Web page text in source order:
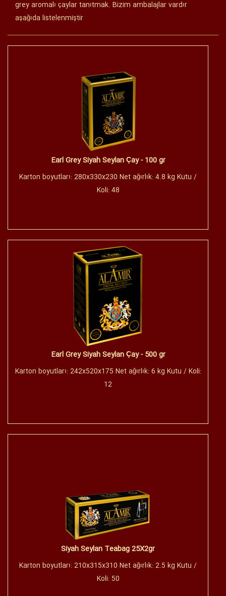
grey aromalı çaylar tanıtmak. Bizim ambalajlar vardır
aşağıda listelenmiştir
Earl Grey Siyah Seylan Çay - 100 gr
Karton boyutları: 280x330x230 Net ağırlık: 4.8 kg Kutu /
Koli: 48
Earl Grey Siyah Seylan Çay - 500 gr
Karton boyutları: 242x520x175 Net ağırlık: 6 kg Kutu / Koli:
12
Siyah Seylan Teabag 25X2gr
Karton boyutları: 210x315x310 Net ağırlık: 2.5 kg Kutu /
Koli: 50